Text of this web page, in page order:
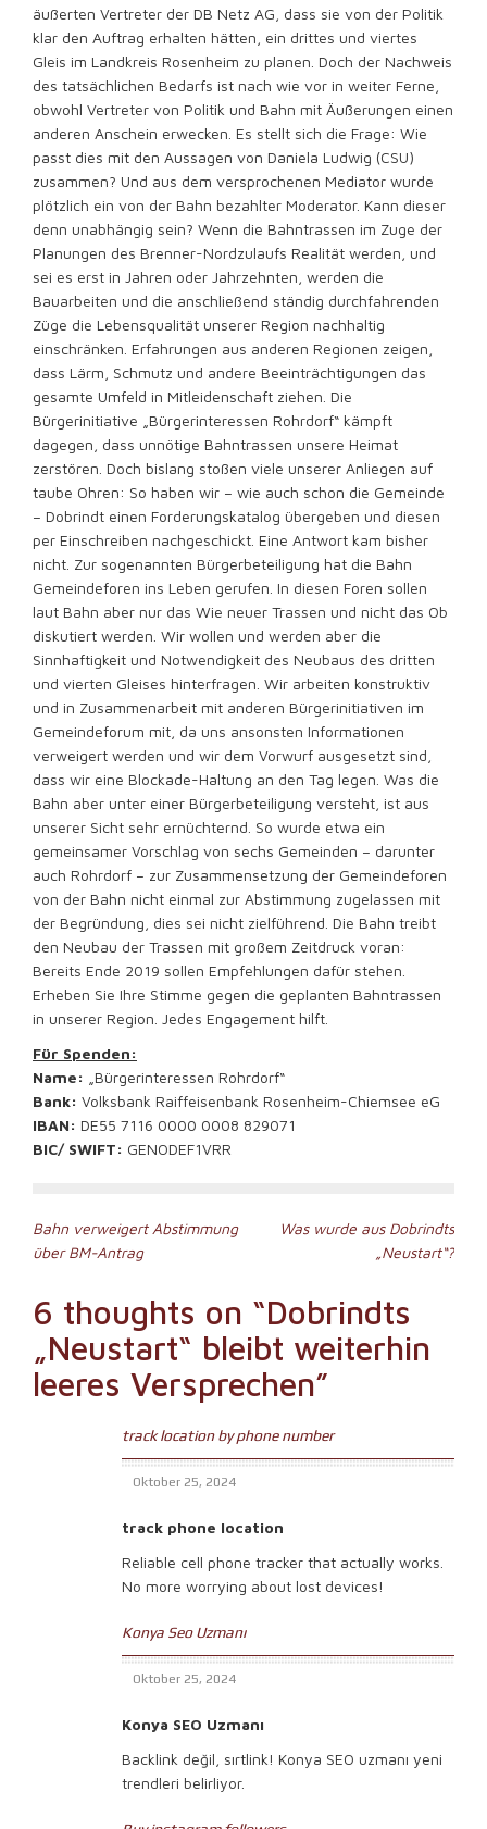
äußerten Vertreter der DB Netz AG, dass sie von der Politik
klar den Auftrag erhalten hätten, ein drittes und viertes
Gleis im Landkreis Rosenheim zu planen. Doch der Nachweis
des tatsächlichen Bedarfs ist nach wie vor in weiter Ferne,
obwohl Vertreter von Politik und Bahn mit Äußerungen einen
anderen Anschein erwecken. Es stellt sich die Frage: Wie
passt dies mit den Aussagen von Daniela Ludwig (CSU)
zusammen? Und aus dem versprochenen Mediator wurde
plötzlich ein von der Bahn bezahlter Moderator. Kann dieser
denn unabhängig sein? Wenn die Bahntrassen im Zuge der
Planungen des Brenner-Nordzulaufs Realität werden, und
sei es erst in Jahren oder Jahrzehnten, werden die
Bauarbeiten und die anschließend ständig durchfahrenden
Züge die Lebensqualität unserer Region nachhaltig
einschränken. Erfahrungen aus anderen Regionen zeigen,
dass Lärm, Schmutz und andere Beeinträchtigungen das
gesamte Umfeld in Mitleidenschaft ziehen. Die
Bürgerinitiative „Bürgerinteressen Rohrdorf“ kämpft
dagegen, dass unnötige Bahntrassen unsere Heimat
zerstören. Doch bislang stoßen viele unserer Anliegen auf
taube Ohren: So haben wir – wie auch schon die Gemeinde
– Dobrindt einen Forderungskatalog übergeben und diesen
per Einschreiben nachgeschickt. Eine Antwort kam bisher
nicht. Zur sogenannten Bürgerbeteiligung hat die Bahn
Gemeindeforen ins Leben gerufen. In diesen Foren sollen
laut Bahn aber nur das Wie neuer Trassen und nicht das Ob
diskutiert werden. Wir wollen und werden aber die
Sinnhaftigkeit und Notwendigkeit des Neubaus des dritten
und vierten Gleises hinterfragen. Wir arbeiten konstruktiv
und in Zusammenarbeit mit anderen Bürgerinitiativen im
Gemeindeforum mit, da uns ansonsten Informationen
verweigert werden und wir dem Vorwurf ausgesetzt sind,
dass wir eine Blockade-Haltung an den Tag legen. Was die
Bahn aber unter einer Bürgerbeteiligung versteht, ist aus
unserer Sicht sehr ernüchternd. So wurde etwa ein
gemeinsamer Vorschlag von sechs Gemeinden – darunter
auch Rohrdorf – zur Zusammensetzung der Gemeindeforen
von der Bahn nicht einmal zur Abstimmung zugelassen mit
der Begründung, dies sei nicht zielführend. Die Bahn treibt
den Neubau der Trassen mit großem Zeitdruck voran:
Bereits Ende 2019 sollen Empfehlungen dafür stehen.
Erheben Sie Ihre Stimme gegen die geplanten Bahntrassen
in unserer Region. Jedes Engagement hilft.
Für Spenden:
Name:
„Bürgerinteressen Rohrdorf“
Bank: Volksbank Raiffeisenbank Rosenheim-Chiemsee eG
IBAN: DE55 7116 0000 0008 829071
BIC/ SWIFT: GENODEF1VRR
Beitragsnavigation
Bahn verweigert Abstimmung
über BM-Antrag
Was wurde aus Dobrindts
„Neustart“?
6 thoughts on “Dobrindts
„Neustart“ bleibt weiterhin
leeres Versprechen”
track location by phone number
Oktober 25, 2024
track phone location
Reliable cell phone tracker that actually works.
No more worrying about lost devices!
Konya Seo Uzmanı
Oktober 25, 2024
Konya SEO Uzmanı
Backlink değil, sırtlink! Konya SEO uzmanı yeni
trendleri belirliyor.